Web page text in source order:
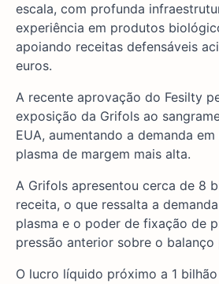
escala, com profunda
experiência em produtos
apoiando receitas defensáveis
euros.
A recente aprovação do Fesilty
exposição da Grifols ao
EUA, aumentando a demanda
plasma de margem mais alta.
A Grifols apresentou cerca de 8
receita, o que ressalta a
plasma e o poder de fixação de
pressão anterior sobre o balanço
O lucro líquido próximo a 1